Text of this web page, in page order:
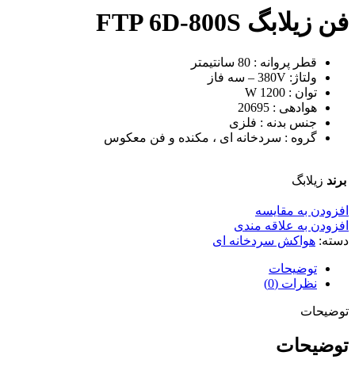
فن زیلابگ FTP 6D-800S
قطر پروانه : 80 سانتیمتر
ولتاژ: 380V – سه فاز
توان : 1200 W
هوادهی : 20695
جنس بدنه : فلزی
گروه : سردخانه ای ، مکنده و فن معکوس
برند زیلابگ
افزودن به مقایسه
افزودن به علاقه مندی
دسته: هواکش سردخانه ای
توضیحات
نظرات (0)
توضیحات
توضیحات